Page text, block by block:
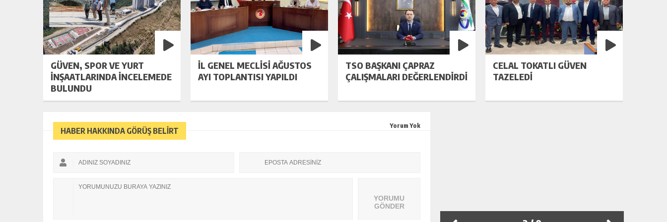
GÜVEN, SPOR VE YURT
İNŞAATLARINDA İNCELEMEDE
BULUNDU
İL GENEL MECLİSİ AĞUSTOS
AYI TOPLANTISI YAPILDI
TSO BAŞKANI ÇAPRAZ
ÇALIŞMALARI DEĞERLENDİRDİ
CELAL TOKATLI GÜVEN
TAZELEDİ
HABER HAKKINDA GÖRÜŞ BELİRT
Yorum Yok
YORUMU
GÖNDER